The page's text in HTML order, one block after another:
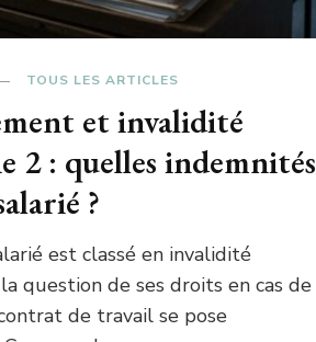
TOUS LES ARTICLES
et invalidité
2 : quelles indemnités
?
est classé en invalidité
question de ses droits en cas de
de travail se pose